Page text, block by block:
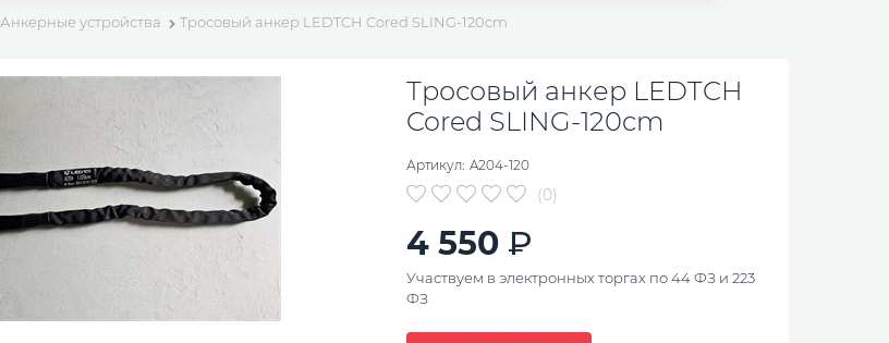
Анкерные устройства Тросовый анкер LEDTCH Cored SLING-120cm
Тросовый анкер LEDTCH
Cored SLING-120cm
Артикул: A204-120
(0)
4 550
Участвуем в электронных торгах по 44 ФЗ и 223
ФЗ